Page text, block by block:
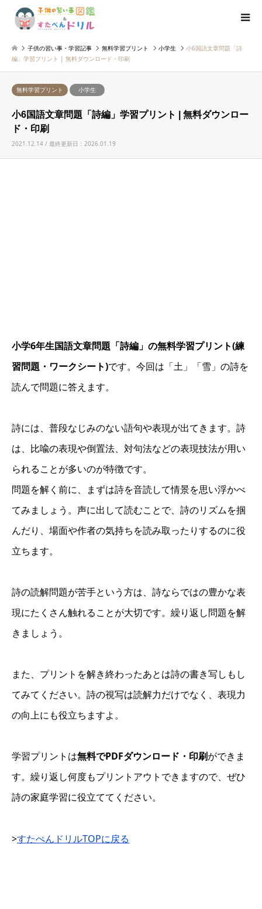
子供の習い事・学習記事 無料学習プリント 小学生
小6国語文章問題「詩
編」学習プリント | 無料ダウンロード・印刷
無料学習プリント 小学生
小6国語文章問題「詩編」学習プリント | 無料ダウンロー
ド・印刷
2021.12.14 / 最終更新日：2026.01.19
小学6年生国語文章問題「詩編」の無料学習プリント(練
習問題・ワークシート)です。今回は「土」「雪」の詩を
読んで問題に答えます。
詩には、普段なじみのない語句や表現が出てきます。詩
は、比喩の表現や倒置法、対句法などの表現技法が用い
られることが多いのが特徴です。
問題を解く前に、まずは詩を音読して情景を思い浮かべ
てみましょう。声に出して読むことで、詩のリズムを掴
んだり、場面や作者の気持ちを読み取ったりするのに役
立ちます。
詩の読解問題が苦手という方は、詩ならではの豊かな表
現にたくさん触れることが大切です。繰り返し問題を解
きましょう。
また、プリントを解き終わったあとは詩の書き写しもし
てみてください。詩の視写は読解力だけでなく、表現力
の向上にも役立ちますよ。
学習プリントは無料でPDFダウンロード・印刷ができま
す。繰り返し何度もプリントアウトできますので、ぜひ
詩の家庭学習に役立ててください。
>すたぺんドリルTOPに戻る